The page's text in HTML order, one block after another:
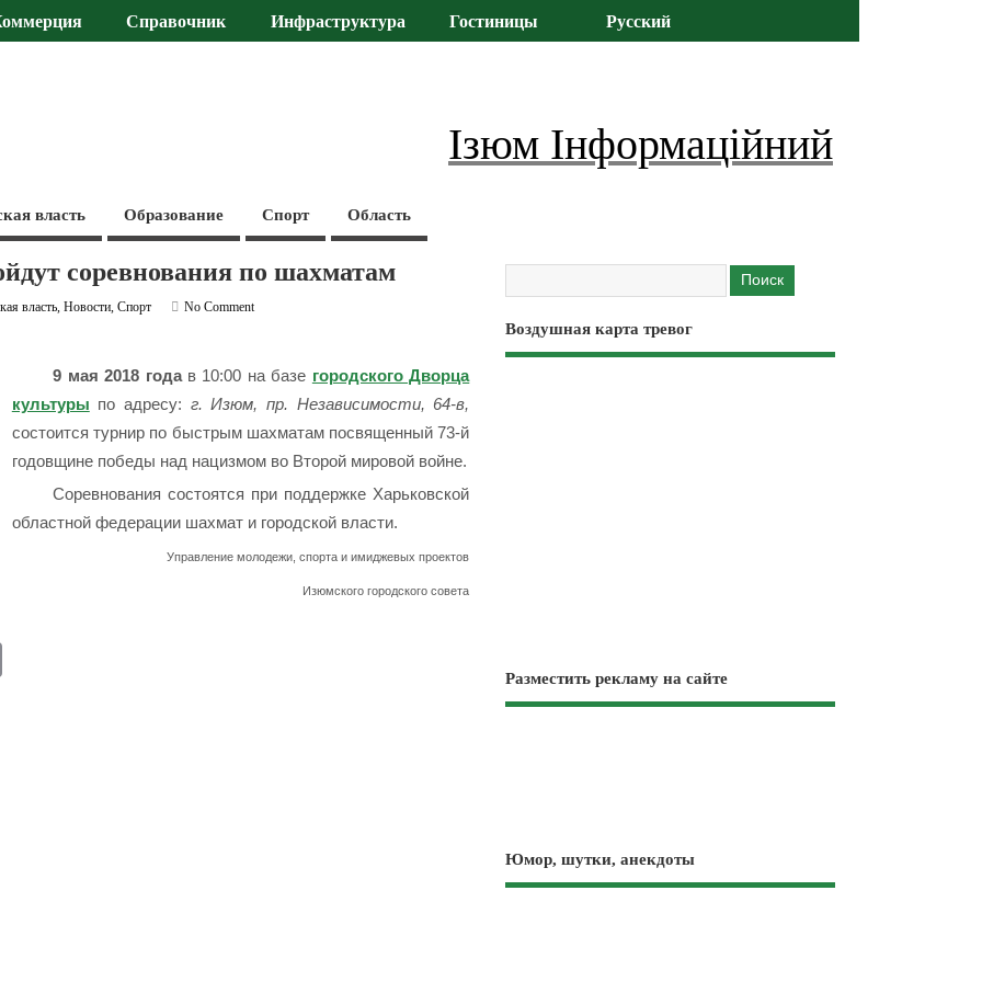
Справочник Инфраструктура Гостиницы Русский
Ізюм Інформаційний
власть Образование Спорт Область
соревнования по шахматам
власть,Новости,Спорт
No Comment
9 мая 2018 годав 10:00 на базе городского Дворца
культуры по адресу: г. Изюм, пр. Независимости, 64-в,
состоится турнир по быстрым шахматам посвященный 73-й
годовщине победы над нацизмом во Второй мировой войне.
Соревнования состоятся при поддержке Харьковской
областной федерации шахмат и городской власти.
Управление молодежи, спорта и имиджевых проектов
Изюмского городского совета
Воздушная карта тревог
Разместить рекламу на сайте
Юмор, шутки, анекдоты